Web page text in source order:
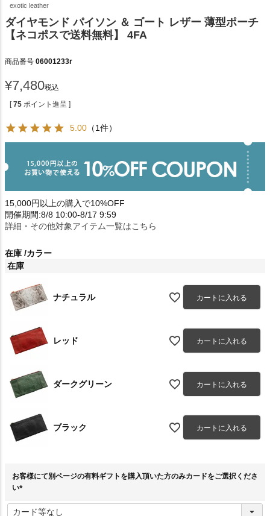
exotic leather
ダイヤモンド パイソン ＆ ゴート レザー 薄型ポーチ
【ネコポスで送料無料】 4FA
商品番号 06001233r
¥7,480税込
[ 75 ポイント進呈 ]
5.00 （1件）
15,000円以上の購入で10%OFF
開催期間:8/8 10:00-8/17 9:59
詳細・その他対象アイテム一覧はこちら
在庫 カラー
在庫
ナチュラル カートに入れる
レッド カートに入れる
ダークグリーン カートに入れる
ブラック カートに入れる
お客様にて別ページの有料ギフトを購入頂いた方のみカードをご選択くださ
い
必